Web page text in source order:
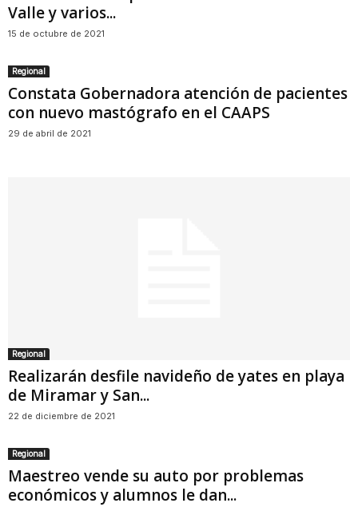
Valle y varios...
15 de octubre de 2021
Regional
Constata Gobernadora atención de pacientes
con nuevo mastógrafo en el CAAPS
29 de abril de 2021
Regional
Realizarán desfile navideño de yates en playa
de Miramar y San...
22 de diciembre de 2021
Regional
Maestreo vende su auto por problemas
económicos y alumnos le dan...